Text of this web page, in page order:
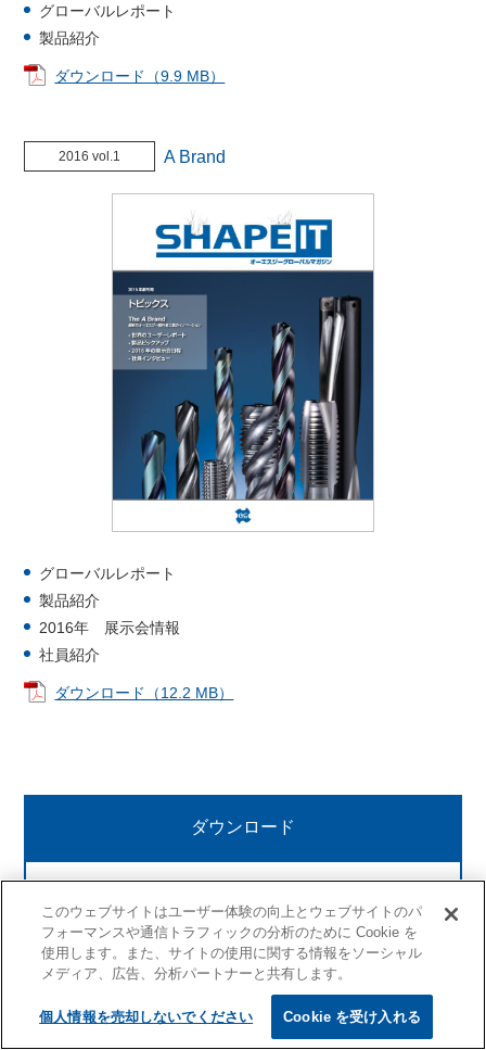
グローバルレポート
製品紹介
ダウンロード（9.9 MB）
2016 vol.1 A Brand
グローバルレポート
製品紹介
2016年 展示会情報
社員紹介
ダウンロード（12.2 MB）
ダウンロード
製品カタログ
このウェブサイトはユーザー体験の向上とウェブサイトのパ
フォーマンスや通信トラフィックの分析のために Cookie を
使用します。また、サイトの使用に関する情報をソーシャル
メディア、広告、分析パートナーと共有します。
個人情報を売却しないでください Cookie を受け入れる